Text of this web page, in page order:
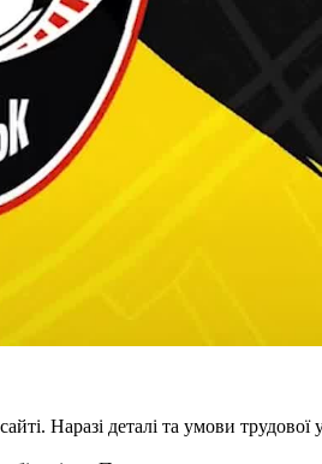
Наразі деталі та умови